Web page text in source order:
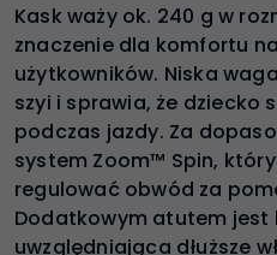
Kask waży ok. 240 g w
znaczenie dla komfortu
użytkowników. Niska
szyi i sprawia, że dziecko
podczas jazdy. Za
system Zoom™ Spin,
regulować obwód za
Dodatkowym atutem jest
uwzględniająca dłuższe